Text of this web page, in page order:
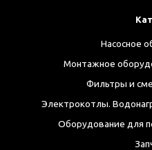
Насосное
Монтажное
Фильтры и
Электрокотлы.
Оборудование для